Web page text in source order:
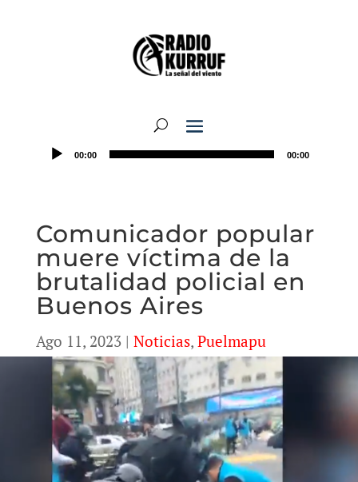
00:00 00:00
Comunicador popular
muere víctima de la
brutalidad policial en
Buenos Aires
Ago 11, 2023| Noticias, Puelmapu